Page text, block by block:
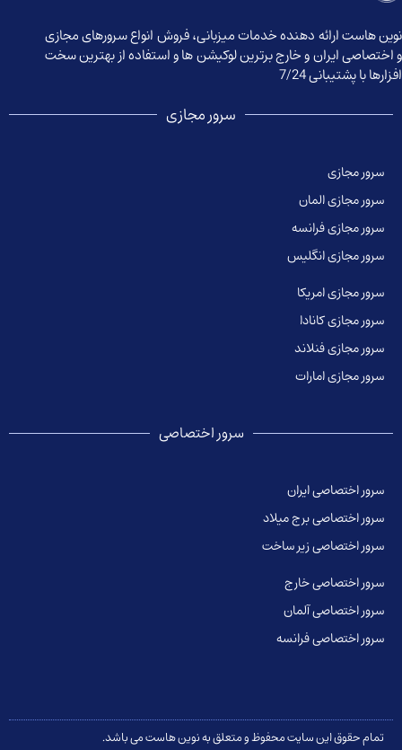
نوین هاست ارائه دهنده خدمات میزبانی، فروش انواع سرورهای مجازی
و اختصاصی ایران و خارج برترین لوکیشن ها و استفاده از بهترین سخت
افزارها با پشتیبانی 7/24
سرور مجازی
سرور مجازی
سرور مجازی المان
سرور مجازی فرانسه
سرور مجازی انگلیس
سرور مجازی امریکا
سرور مجازی کانادا
سرور مجازی فنلاند
سرور مجازی امارات
سرور اختصاصی
سرور اختصاصی ایران
سرور اختصاصی برج میلاد
سرور اختصاصی زیر ساخت
سرور اختصاصی خارج
سرور اختصاصی آلمان
سرور اختصاصی فرانسه
تمام حقوق این سایت محفوظ و متعلق به نوین هاست می باشد.